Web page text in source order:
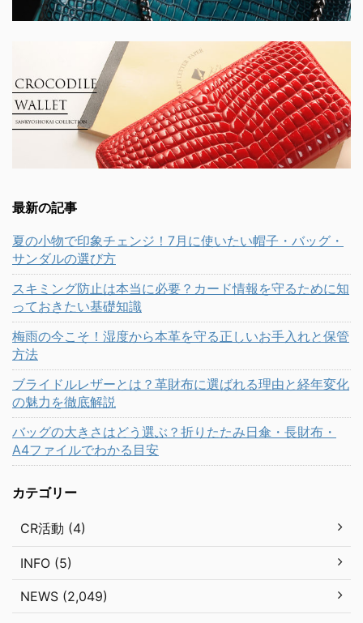
最新の記事
夏の小物で印象チェンジ！7月に使いたい帽子・バッグ・
サンダルの選び方
スキミング防止は本当に必要？カード情報を守るために知
っておきたい基礎知識
梅雨の今こそ！湿度から本革を守る正しいお手入れと保管
方法
ブライドルレザーとは？革財布に選ばれる理由と経年変化
の魅力を徹底解説
バッグの大きさはどう選ぶ？折りたたみ日傘・長財布・
A4ファイルでわかる目安
カテゴリー
CR活動 (4)
INFO (5)
NEWS (2,049)